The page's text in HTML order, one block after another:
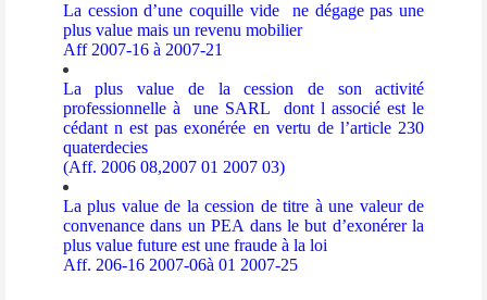
La cession d’une coquille vide
ne dégage pas une
plus value mais un revenu mobilier
Aff 2007-16 à 2007-21
La plus value de la cession de son activité
professionnelle à
une SARL
dont l associé est le
cédant n est pas exonérée en vertu de l’article 230
quaterdecies
(Aff. 2006 08,2007 01 2007 03)
La plus value de la cession de titre à une valeur de
convenance dans un PEA dans le but d’exonérer la
plus value future est une fraude à la loi
Aff. 206-16 2007-06à 01 2007-25